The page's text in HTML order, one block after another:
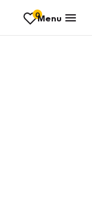
0Menu